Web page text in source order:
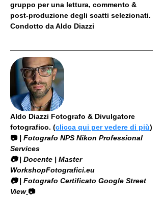
gruppo per una lettura, commento &
post-produzione degli scatti selezionati.
Condotto da Aldo Diazzi
Aldo Diazzi Fotografo & Divulgatore
fotografico. (clicca qui per vedere di più)
📷 | Fotografo NPS Nikon Professional
Services
​📷 | Docente | Master
WorkshopFotografici.eu
📷 | Fotografo Certificato Google Street
View 📷